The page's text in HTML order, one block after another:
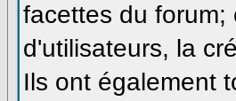
facettes du forum;
d'utilisateurs, la
Ils ont également